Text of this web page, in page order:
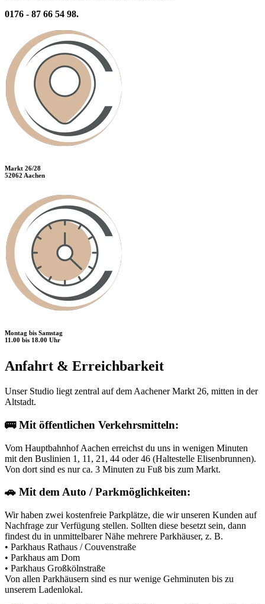
0176 - 87 66 54 98.
Markt 26/28
52062 Aachen
Montag bis Samstag
11.00 bis 18.00 Uhr
Anfahrt & Erreichbarkeit
Unser Studio liegt zentral auf dem Aachener Markt 26, mitten in der
Altstadt.
🚌 Mit öffentlichen Verkehrsmitteln:
Vom Hauptbahnhof Aachen erreichst du uns in wenigen Minuten
mit den Buslinien 1, 11, 21, 44 oder 46 (Haltestelle Elisenbrunnen).
Von dort sind es nur ca. 3 Minuten zu Fuß bis zum Markt.
🚗 Mit dem Auto / Parkmöglichkeiten:
Wir haben zwei kostenfreie Parkplätze, die wir unseren Kunden auf
Nachfrage zur Verfügung stellen. Sollten diese besetzt sein, dann
findest du in unmittelbarer Nähe mehrere Parkhäuser, z. B.
• Parkhaus Rathaus / Couvenstraße
• Parkhaus am Dom
• Parkhaus Großkölnstraße
Von allen Parkhäusern sind es nur wenige Gehminuten bis zu
unserem Ladenlokal.